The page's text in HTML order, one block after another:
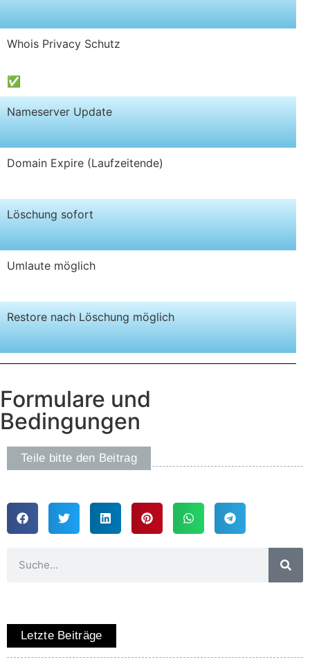
Whois Privacy Schutz
✅
Nameserver Update
Domain Expire (Laufzeitende)
Löschung sofort
Umlaute möglich
Restore nach Löschung möglich
Formulare und
Bedingungen
Teile bitte den Beitrag
Letzte Beiträge